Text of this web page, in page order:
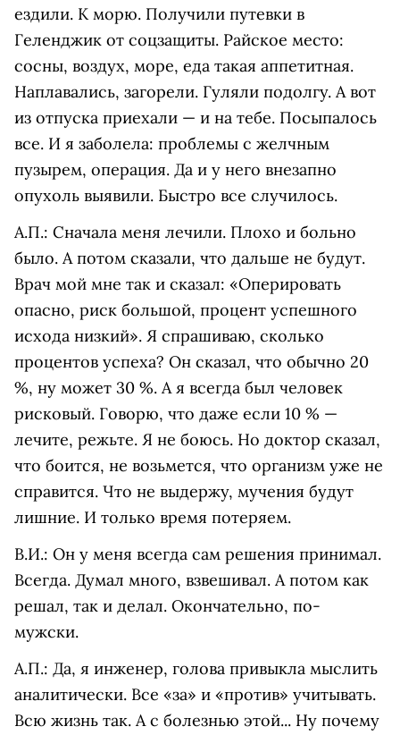
ездили. К морю. Получили путевки в
Геленджик от соцзащиты. Райское место:
сосны, воздух, море, еда такая аппетитная.
Наплавались, загорели. Гуляли подолгу. А вот
из отпуска приехали — и на тебе. Посыпалось
все. И я заболела: проблемы с желчным
пузырем, операция. Да и у него внезапно
опухоль выявили. Быстро все случилось.
А.П.: Сначала меня лечили. Плохо и больно
было. А потом сказали, что дальше не будут.
Врач мой мне так и сказал: «Оперировать
опасно, риск большой, процент успешного
исхода низкий». Я спрашиваю, сколько
процентов успеха? Он сказал, что обычно 20
%, ну может 30 %. А я всегда был человек
рисковый. Говорю, что даже если 10 % —
лечите, режьте. Я не боюсь. Но доктор сказал,
что боится, не возьмется, что организм уже не
справится. Что не выдержу, мучения будут
лишние. И только время потеряем.
В.И.: Он у меня всегда сам решения принимал.
Всегда. Думал много, взвешивал. А потом как
решал, так и делал. Окончательно, по-
мужски.
А.П.: Да, я инженер, голова привыкла мыслить
аналитически. Все «за» и «против» учитывать.
Всю жизнь так. А с болезнью этой... Ну почему